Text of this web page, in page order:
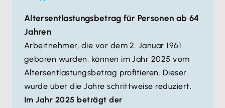
Altersentlastungsbetrag für Personen ab 64
Jahren
Arbeitnehmer, die vor dem 2. Januar 1961
geboren wurden, können im Jahr 2025 vom
Altersentlastungsbetrag profitieren. Dieser
wurde über die Jahre schrittweise reduziert.
Im Jahr 2025 beträgt der